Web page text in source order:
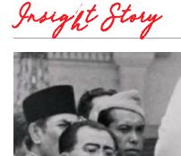
Insight Story